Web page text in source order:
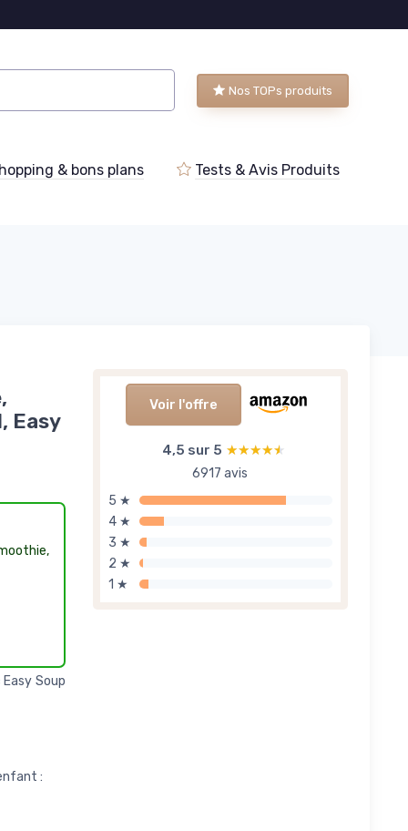
Nos TOPs produits
& bons plans Tests & Avis Produits
Voir l'offre
4,5 sur 5 ★★★★★
★★★★★
6917 avis
5 ★
4 ★
3 ★
2 ★
1 ★
Easy
Soup
: